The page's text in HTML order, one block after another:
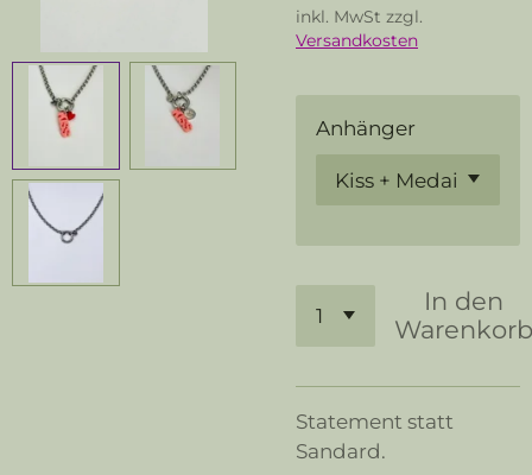
inkl. MwSt zzgl.
Versandkosten
Anhänger
In den
Statement statt
Sandard.